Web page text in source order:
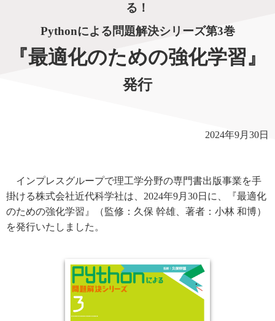
る！
Pythonによる問題解決シリーズ第3巻
『最適化のための強化学習』
発行
2024年9月30日
インプレスグループで理工学分野の専門書出版事業を手
掛ける株式会社近代科学社は、2024年9月30日に、『最適化
のための強化学習』（監修：久保 幹雄、著者：小林 和博）
を発行いたしました。